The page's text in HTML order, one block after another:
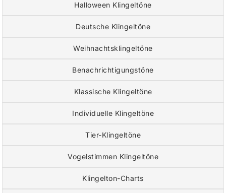
Halloween Klingeltöne
Deutsche Klingeltöne
Weihnachtsklingeltöne
Benachrichtigungstöne
Klassische Klingeltöne
Individuelle Klingeltöne
Tier-Klingeltöne
Vogelstimmen Klingeltöne
Klingelton-Charts